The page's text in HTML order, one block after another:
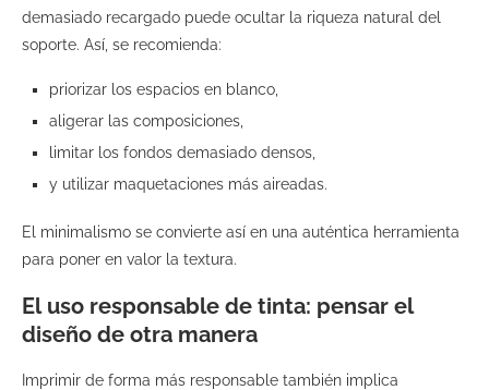
demasiado recargado puede ocultar la riqueza natural del
soporte. Así, se recomienda:
priorizar los espacios en blanco,
aligerar las composiciones,
limitar los fondos demasiado densos,
y utilizar maquetaciones más aireadas.
El minimalismo se convierte así en una auténtica herramienta
para poner en valor la textura.
El uso responsable de tinta: pensar el
diseño de otra manera
Imprimir de forma más responsable también implica